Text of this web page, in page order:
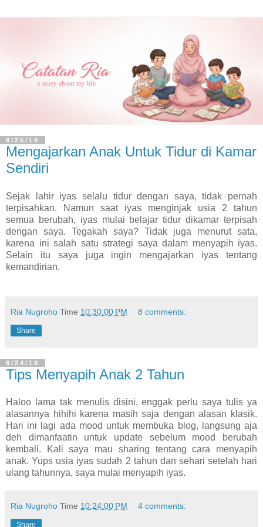
6/25/16
Mengajarkan Anak Untuk Tidur di Kamar
Sendiri
Sejak lahir iyas selalu tidur dengan saya, tidak pernah
terpisahkan. Namun saat iyas menginjak usia 2 tahun
semua berubah, iyas mulai belajar tidur dikamar terpisah
dengan saya. Tegakah saya? Tidak juga menurut sata,
karena ini salah satu strategi saya dalam menyapih iyas.
Selain itu saya juga ingin mengajarkan iyas tentang
kemandirian.
Ria Nugroho Time 10:30:00 PM 8 comments:
Share
6/24/16
Tips Menyapih Anak 2 Tahun
Haloo lama tak menulis disini, enggak perlu saya tulis ya
alasannya hihihi karena masih saja dengan alasan klasik.
Hari ini lagi ada mood untuk membuka blog, langsung aja
deh dimanfaatin untuk update sebelum mood berubah
kembali. Kali saya mau sharing tentang cara menyapih
anak. Yups usia iyas sudah 2 tahun dan sehari setelah hari
ulang tahunnya, saya mulai menyapih iyas.
Ria Nugroho Time 10:24:00 PM 4 comments:
Share